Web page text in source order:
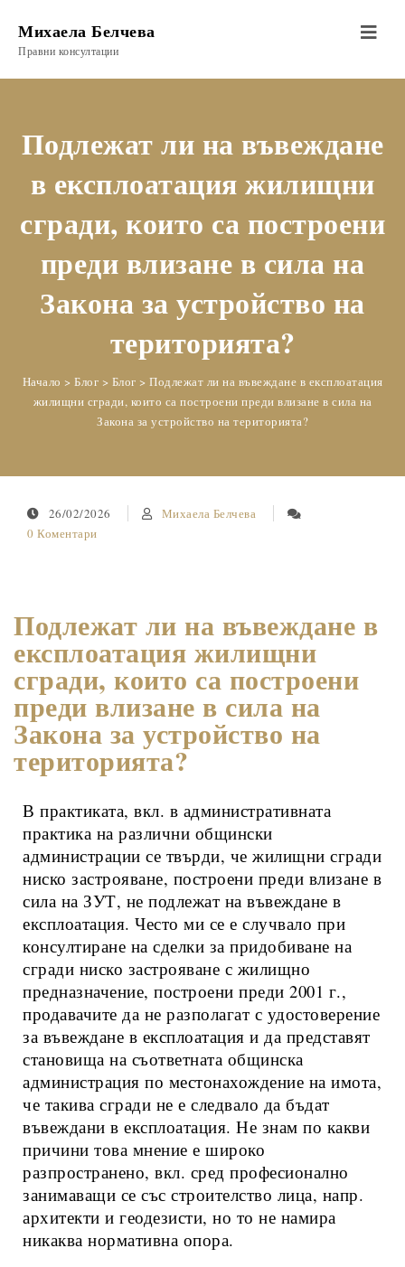
Михаела Белчева
Правни консултации
Toggle
Подлежат ли на въвеждане
в експлоатация жилищни
сгради, които са построени
преди влизане в сила на
Закона за устройство на
територията?
Начало > Блог > Блог > Подлежат ли на въвеждане в експлоатация
жилищни сгради, които са построени преди влизане в сила на
Закона за устройство на територията?
26/02/2026
Михаела Белчева
0 Коментари
Подлежат ли на въвеждане в
експлоатация жилищни
сгради, които са построени
преди влизане в сила на
Закона за устройство на
територията?
В практиката, вкл. в административната
практика на различни общински
администрации се твърди, че жилищни сгради
ниско застрояване, построени преди влизане в
сила на ЗУТ, не подлежат на въвеждане в
експлоатация. Често ми се е случвало при
консултиране на сделки за придобиване на
сгради ниско застрояване с жилищно
предназначение, построени преди 2001 г.,
продавачите да не разполагат с удостоверение
за въвеждане в експлоатация и да представят
становища на съответната общинска
администрация по местонахождение на имота,
че такива сгради не е следвало да бъдат
въвеждани в експлоатация. Не знам по какви
причини това мнение е широко
разпространено, вкл. сред професионално
занимаващи се със строителство лица, напр.
архитекти и геодезисти, но то не намира
никаква нормативна опора.